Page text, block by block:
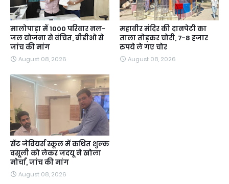
मालोपाड़ा में 1000 परिवार नल-
जल योजना से वंचित, बीडीओ से
जांच की मांग
August 08, 2026
महावीर मंदिर की दानपेटी का
ताला तोड़कर चोरी, 7-8 हजार
रुपये ले गए चोर
August 08, 2026
सेंट जेवियर्स स्कूल में कथित शुल्क
वसूली को लेकर जदयू ने खोला
मोर्चा, जांच की मांग
August 08, 2026